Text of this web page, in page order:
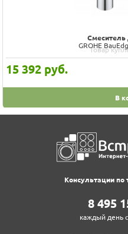
Смеситель
GROHE
Товар
15 392 руб.
В
Консультации по
8‍ 4‍9‍5‍
каждый день